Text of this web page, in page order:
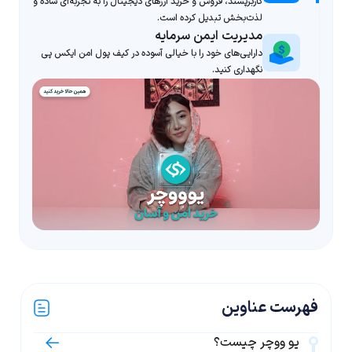
لذت‌بخش تبدیل کرده است.
مدیریت ایمن سرمایه
دارایی‌های خود را با خیالی آسوده در کیف پول امن ایکس پی
نگهداری کنید.
فهرست عناوین
یو ووچر چیست؟